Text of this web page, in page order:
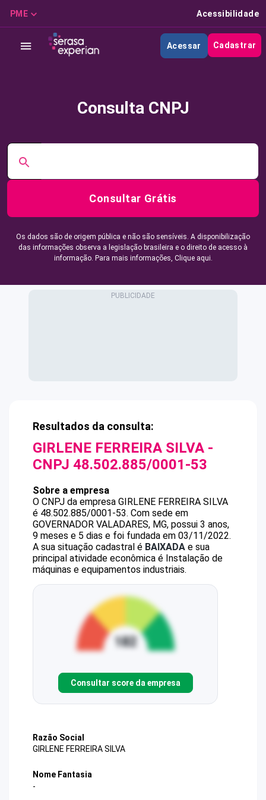
PME Acessibilidade
Acessar Cadastrar
Consulta CNPJ
Consultar Grátis
Os dados são de origem pública e não são sensíveis. A disponibilização
das informações observa a legislação brasileira e o direito de acesso à
informação. Para mais informações, Clique aqui.
Resultados da consulta:
GIRLENE FERREIRA SILVA -
CNPJ 48.502.885/0001-53
Sobre a empresa
O CNPJ da empresa GIRLENE FERREIRA SILVA
é 48.502.885/0001-53. Com sede em
GOVERNADOR VALADARES, MG, possui 3 anos,
9 meses e 5 dias e foi fundada em 03/11/2022.
A sua situação cadastral é BAIXADA e sua
principal atividade econômica é Instalação de
máquinas e equipamentos industriais.
Consultar score da empresa
Razão Social
GIRLENE FERREIRA SILVA
Nome Fantasia
-